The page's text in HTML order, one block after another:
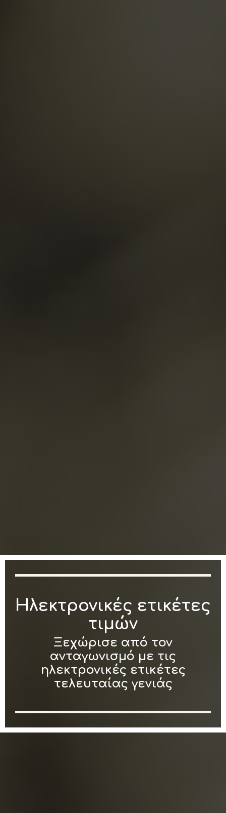
Ηλεκτρονικές ετικέτες
τιμών
Ξεχώρισε από τον
ανταγωνισμό με τις
ηλεκτρονικές ετικέτες
τελευταίας γενιάς